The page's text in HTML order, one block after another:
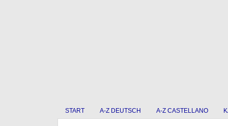
START A-Z DEUTSCH A-Z CASTELLANO